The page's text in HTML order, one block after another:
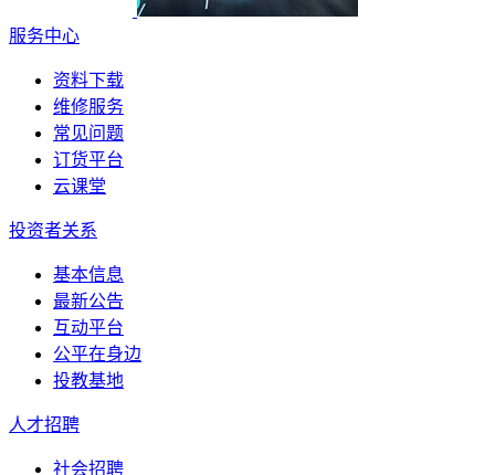
服务中心
资料下载
维修服务
常见问题
订货平台
云课堂
投资者关系
基本信息
最新公告
互动平台
公平在身边
投教基地
人才招聘
社会招聘